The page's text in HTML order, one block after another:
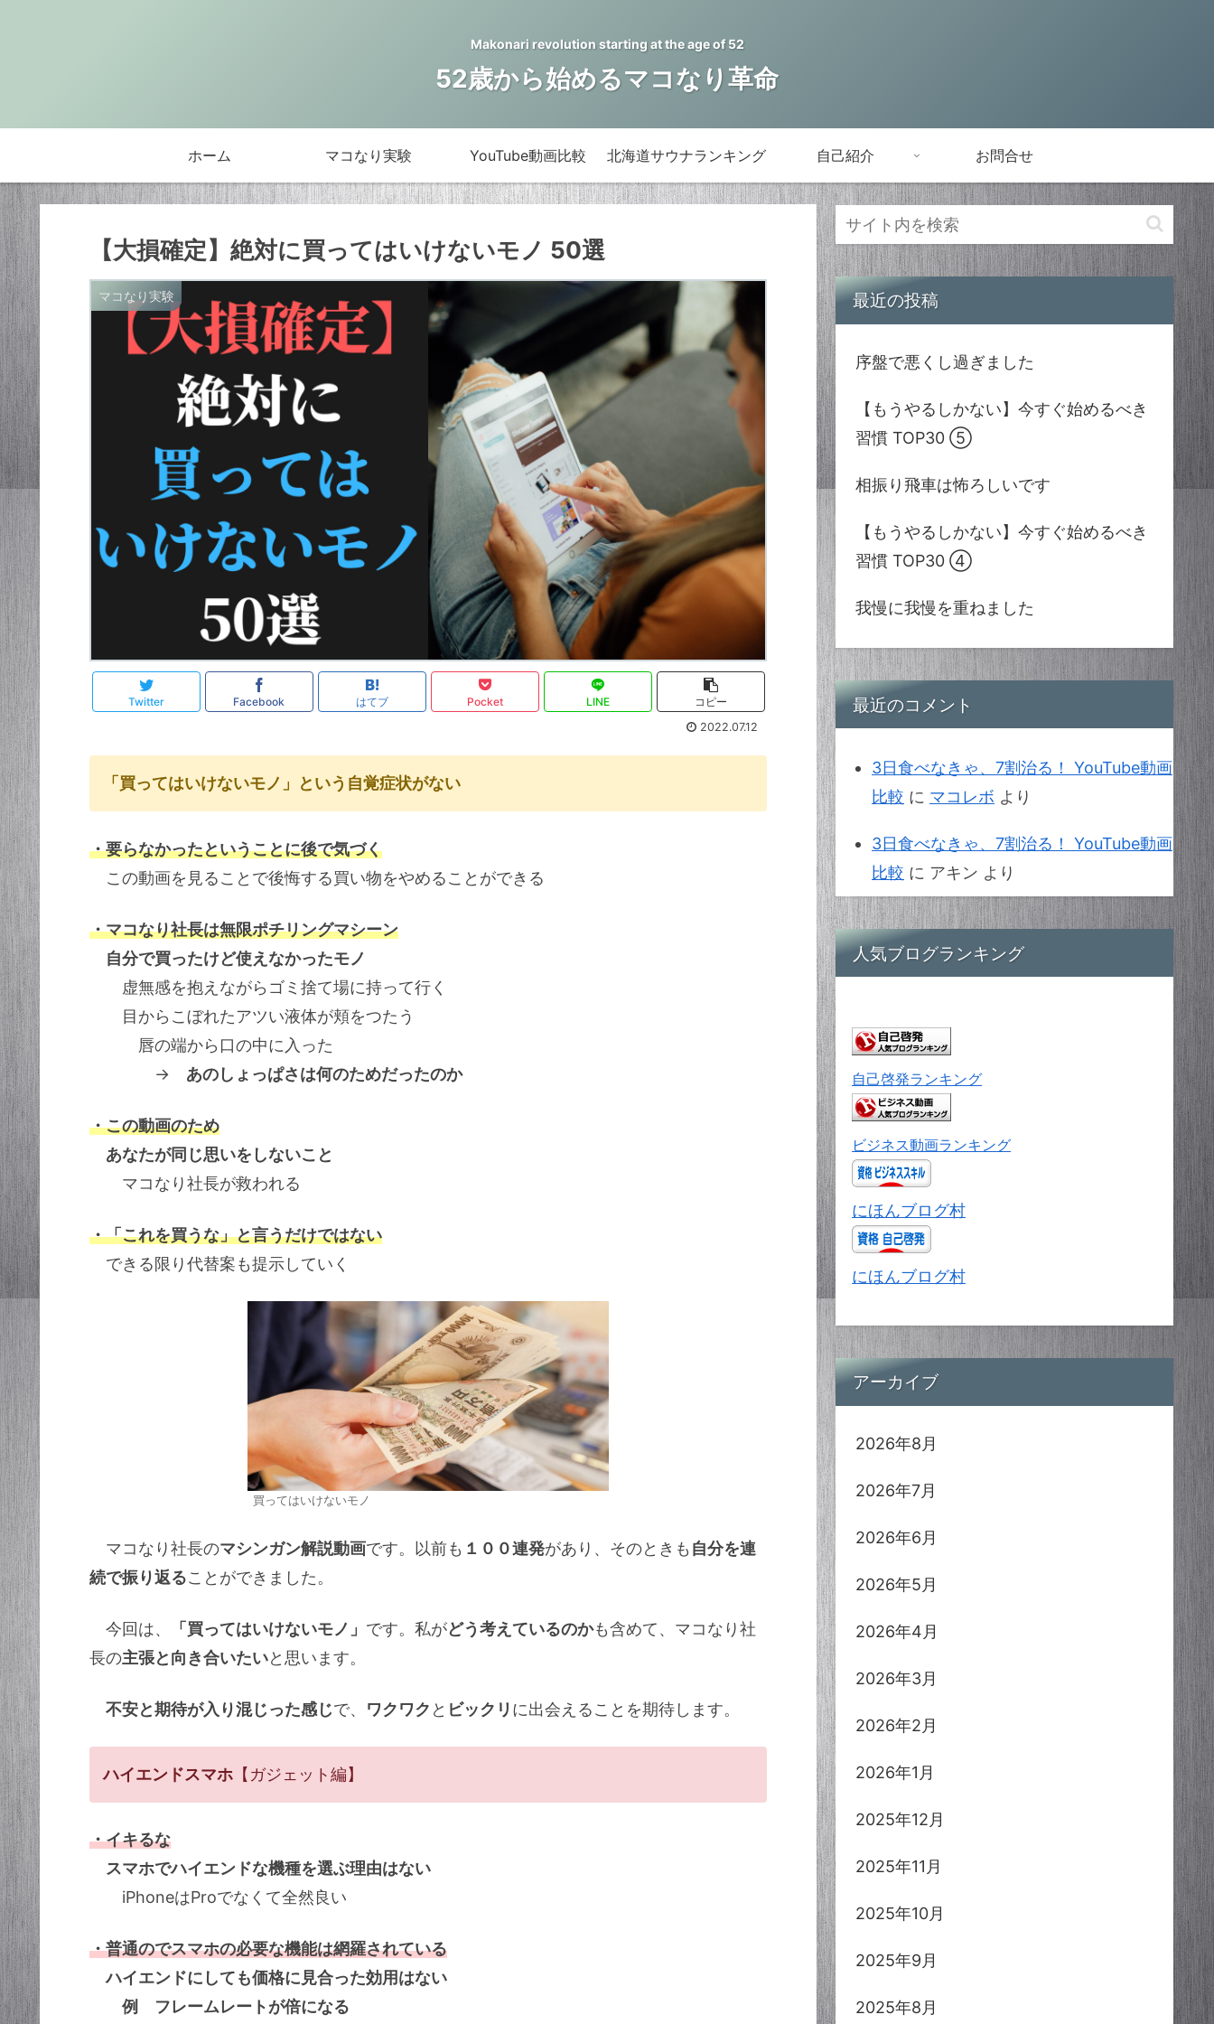
Makonari revolution starting at the age of 52
52歳から始めるマコなり革命
ホーム マコなり実験 YouTube動画比較 北海道サウナランキング 自己紹介 お問合せ
【大損確定】絶対に買ってはいけないモノ 50選
マコなり実験
Twitter Facebook はてブ Pocket LINE
コピー
2022.07.12
「買ってはいけないモノ」という自覚症状がない
・要らなかったということに後で気づく
この動画を見ることで後悔する買い物をやめることができる
・マコなり社長は無限ポチリングマシーン
自分で買ったけど使えなかったモノ
虚無感を抱えながらゴミ捨て場に持って行く
目からこぼれたアツい液体が頬をつたう
唇の端から口の中に入った
→ あのしょっぱさは何のためだったのか
・この動画のため
あなたが同じ思いをしないこと
マコなり社長が救われる
・「これを買うな」と言うだけではない
できる限り代替案も提示していく
買ってはいけないモノ
マコなり社長のマシンガン解説動画です。以前も １００連発があり、そのときも 自分を連
続で振り返ることができました。
今回は、 「買ってはいけないモノ」 です。私がどう考えているのかも含めて、マコなり社
長の主張と向き合いたいと思います。
不安と期待が入り混じった感じで、 ワクワク と ビックリ に出会えることを期待します。
ハイエンドスマホ 【ガジェット編】
・イキるな
スマホでハイエンドな機種を選ぶ理由はない
iPhoneはProでなくて全然良い
・普通のでスマホの必要な機能は網羅されている
ハイエンドにしても価格に見合った効用はない
例 フレームレートが倍になる
最近の投稿
序盤で悪くし過ぎました
【もうやるしかない】今すぐ始めるべき
習慣 TOP30 ⑤
相振り飛車は怖ろしいです
【もうやるしかない】今すぐ始めるべき
習慣 TOP30 ④
我慢に我慢を重ねました
最近のコメント
3日食べなきゃ、7割治る！ YouTube動画
比較 に マコレボ より
3日食べなきゃ、7割治る！ YouTube動画
比較 に アキン より
人気ブログランキング
自己啓発ランキング
ビジネス動画ランキング
にほんブログ村
にほんブログ村
アーカイブ
2026年8月
2026年7月
2026年6月
2026年5月
2026年4月
2026年3月
2026年2月
2026年1月
2025年12月
2025年11月
2025年10月
2025年9月
2025年8月